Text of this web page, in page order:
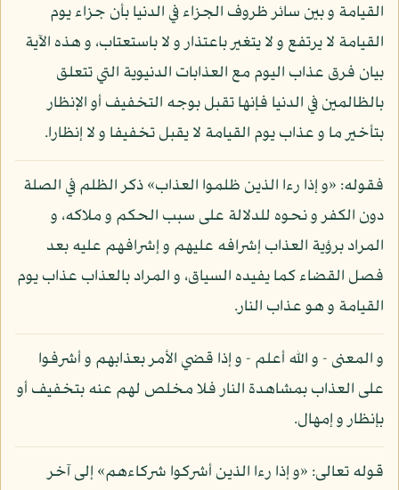
القيامة و بين سائر ظروف الجزاء في الدنيا بأن جزاء يوم
القيامة لا يرتفع و لا يتغير باعتذار و لا باستعتاب، و هذه الآية
بيان فرق عذاب اليوم مع العذابات الدنيوية التي تتعلق
بالظالمين في الدنيا فإنها تقبل بوجه التخفيف أو الإنظار
بتأخير ما و عذاب يوم القيامة لا يقبل تخفيفا و لا إنظارا.
فقوله: «و إذا رءا الذين ظلموا العذاب» ذكر الظلم في الصلة
دون الكفر و نحوه للدلالة على سبب الحكم و ملاكه، و
المراد برؤية العذاب إشرافه عليهم و إشرافهم عليه بعد
فصل القضاء كما يفيده السياق، و المراد بالعذاب عذاب يوم
القيامة و هو عذاب النار.
و المعنى - و الله أعلم - و إذا قضي الأمر بعذابهم و أشرفوا
على العذاب بمشاهدة النار فلا مخلص لهم عنه بتخفيف أو
بإنظار و إمهال.
قوله تعالى: «و إذا رءا الذين أشركوا شركاءهم» إلى آخر